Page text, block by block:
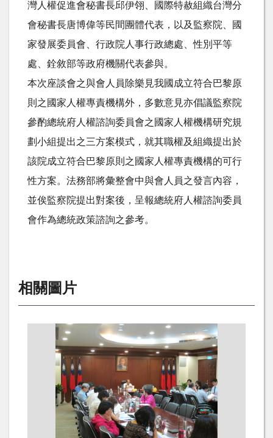
灣人權促進會秘書長邱伊翎、國際特赦組織台灣分
會秘書長唐博偉等民間團體代表，以及監察院、國
家發展委員會、行政院人事行政總處、性別平等
處、銓敘部等政府機關代表參與。
本次座談會之與會人員除樂見我國成立符合巴黎原
則之國家人權專責機構外，多數意見亦倡議監察院
參酌總統府人權諮詢委員會之國家人權機構研究規
劃小組提出之三方案模式，就其職權及組織提出於
該院成立符合巴黎原則之國家人權專責機構的可行
性方案。法務部將彙整會中與會人員之發言內容，
並俟監察院提出對案後，呈報總統府人權諮詢委員
會作為總統政策諮詢之參考。
相關圖片